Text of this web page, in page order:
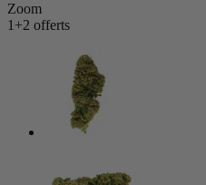
Zoom
1+2 offerts